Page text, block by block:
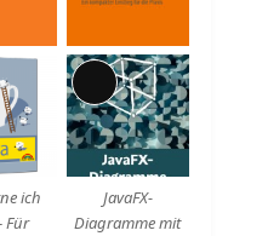
ich
Für
Lange
Beschreibung
JavaFX-
Diagramme mit